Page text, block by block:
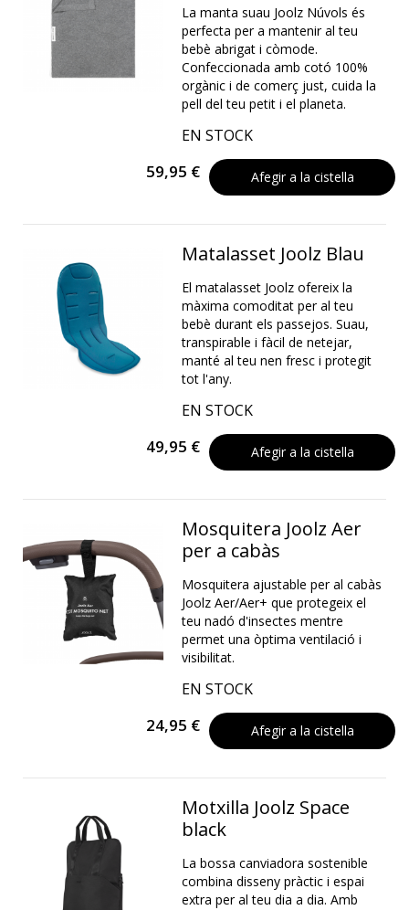
La manta suau Joolz Núvols és
perfecta per a mantenir al teu
bebè abrigat i còmode.
Confeccionada amb cotó 100%
orgànic i de comerç just, cuida la
pell del teu petit i el planeta.
EN STOCK
59,95 € Afegir a la cistella
Matalasset Joolz Blau
El matalasset Joolz ofereix la
màxima comoditat per al teu
bebè durant els passejos. Suau,
transpirable i fàcil de netejar,
manté al teu nen fresc i protegit
tot l'any.
EN STOCK
49,95 € Afegir a la cistella
Mosquitera Joolz Aer
per a cabàs
Mosquitera ajustable per al cabàs
Joolz Aer/Aer+ que protegeix el
teu nadó d'insectes mentre
permet una òptima ventilació i
visibilitat.
EN STOCK
24,95 € Afegir a la cistella
Motxilla Joolz Space
black
La bossa canviadora sostenible
combina disseny pràctic i espai
extra per al teu dia a dia. Amb